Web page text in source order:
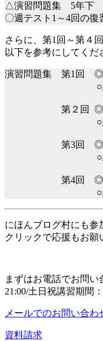
△演習問題集 5年下
〇週テスト1～4回の復
さらに、第1回～第４
以下を参考にしてくだ
演習問題集 第1回 ◎
○練習
第２回 ◎基本
○練習
第3回 ◎基本
○練習
第4回 ◎基本
○練習
にほんブログ村にも参
クリックで応援もお願
まずはお電話でお問い
21:00/土日祝講習期間
メールでのお問い合わ
資料請求